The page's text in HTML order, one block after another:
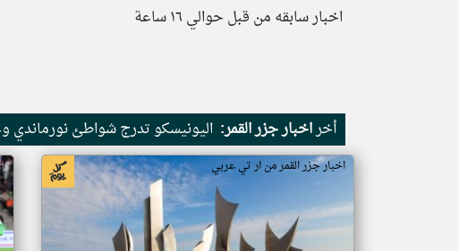
اخبار سابقه من قبل حوالي ١٦ ساعة
أخراخبار جزر القمر: اليونيسكو تدرج شواطئ نورماندي
اخبار جزر القمر من ار تي عربي